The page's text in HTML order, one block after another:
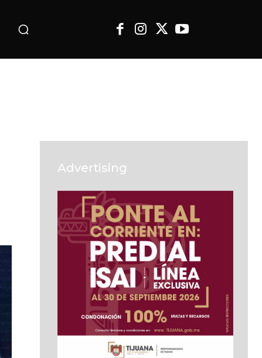
Advertising